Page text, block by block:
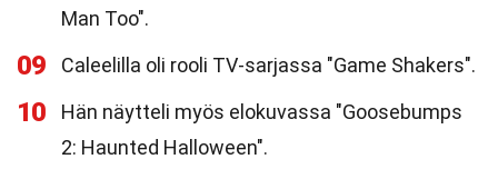
Man Too".
09 Caleelilla oli rooli TV-sarjassa "Game Shakers".
10
Hän näytteli myös elokuvassa "Goosebumps
2: Haunted Halloween".